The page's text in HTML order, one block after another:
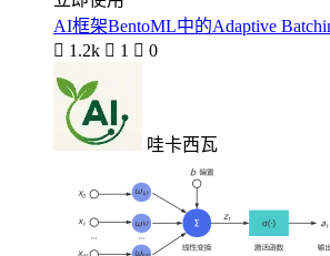
AI框架BentoML中的Adaptive
 1.2k  1  0
哇卡西瓦